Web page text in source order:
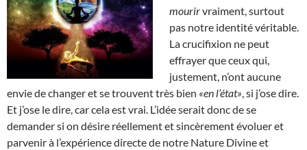
mourirvraiment, surtout
pas notre identité véritable.
La crucifixion ne peut
effrayer que ceux qui,
justement, n’ont aucune
envie de changer et se trouvent très bien «en l’état» , si j’ose dire.
Et j’ose le dire, car cela est vrai. L’idée serait donc de se
demander si on désire réellement et sincèrement évoluer et
parvenir à l’expérience directe de notre Nature Divine et